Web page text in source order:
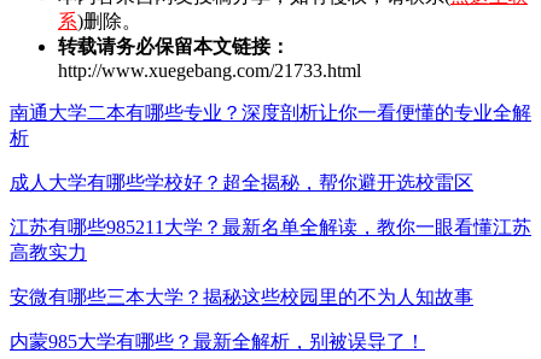
系)删除。
转载请务必保留本文链接：
http://www.xuegebang.com/21733.html
南通大学二本有哪些专业？深度剖析让你一看便懂的专业全解
析
成人大学有哪些学校好？超全揭秘，帮你避开选校雷区
江苏有哪些985211大学？最新名单全解读，教你一眼看懂江苏
高教实力
安微有哪些三本大学？揭秘这些校园里的不为人知故事
内蒙985大学有哪些？最新全解析，别被误导了！